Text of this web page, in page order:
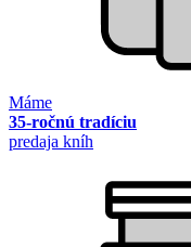
Máme
35-ročnú tradíciu
predaja kníh